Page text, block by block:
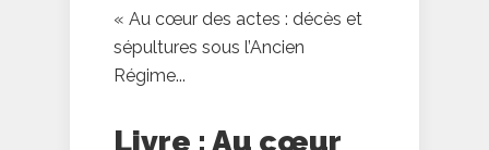
« Au cœur des actes : décès et
sépultures sous l’Ancien
Régime...
Livre : Au cœur